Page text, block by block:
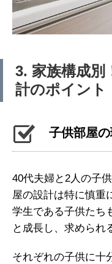
3. 家族構成別
計のポイント
子供部屋
40代夫婦と2人の子
屋の設計は特に慎重
学生である子供たち
と成長し、求められ
それぞれの子供に十